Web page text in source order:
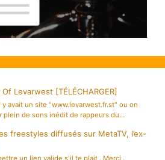
Of Levarwest [TÉLÉCHARGER]
avait un site "www.levarwest.fr.st" ou on
plein de sons inédit de rappeurs du…
freestyles diffusés sur MetaTV, l’ex-
un lien valide s'il te plait . Merci .